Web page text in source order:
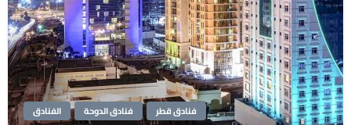
الفنادق فنادق الدوحة فنادق قطر